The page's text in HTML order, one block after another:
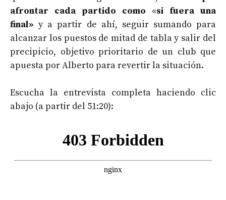
afrontar cada partido como «si fuera una
final» y a partir de ahí, seguir sumando para
alcanzar los puestos de mitad de tabla y salir del
precipicio, objetivo prioritario de un club que
apuesta por Alberto para revertir la situación.
Escucha la entrevista completa haciendo clic
abajo (a partir del 51:20):